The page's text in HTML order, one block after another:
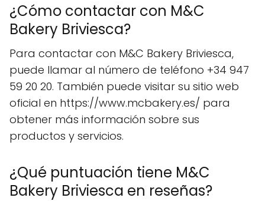
¿Cómo contactar con M&C
Bakery Briviesca?
Para contactar con M&C Bakery Briviesca,
puede llamar al número de teléfono +34 947
59 20 20. También puede visitar su sitio web
oficial en https://www.mcbakery.es/ para
obtener más información sobre sus
productos y servicios.
¿Qué puntuación tiene M&C
Bakery Briviesca en reseñas?